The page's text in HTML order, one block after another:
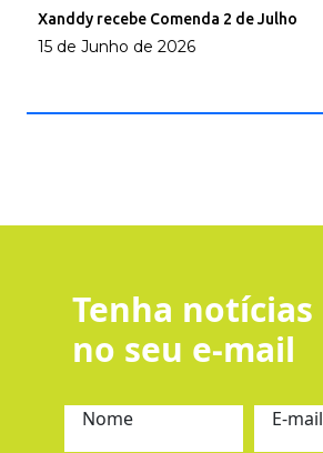
Xanddy recebe Comenda 2 de Julho
15 de Junho de 2026
Tenha notícias
no seu e-mail
Nome E-mail